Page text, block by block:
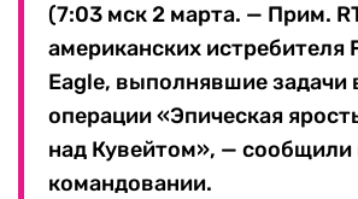
(7:03 мск 2 марта. — Прим.
американских истребителя
Eagle, выполнявшие задачи
операции «Эпическая
над Кувейтом», — сообщили
командовании.